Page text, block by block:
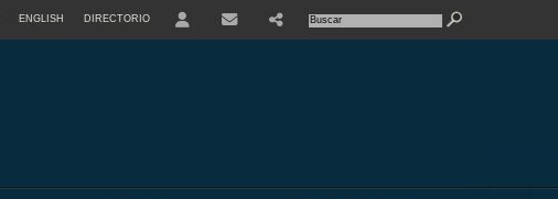
ENGLISH DIRECTORIO